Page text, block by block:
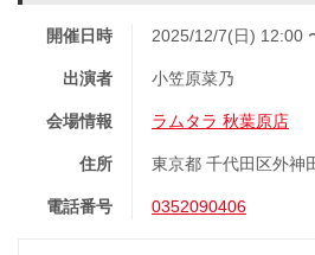
開催日時 2025/12/7(日) 12:00
出演者 小笠原菜乃
会場情報 ラムタラ 秋葉原店
住所 東京都 千代田区外神
電話番号 0352090406